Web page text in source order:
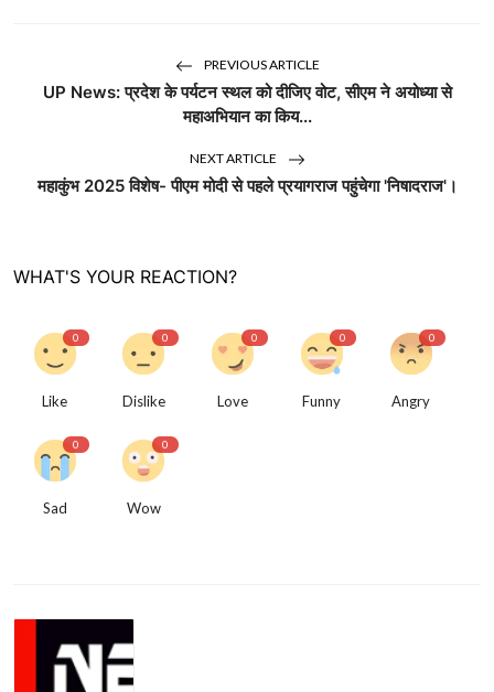
PREVIOUS ARTICLE
UP News: प्रदेश के पर्यटन स्थल को दीजिए वोट, सीएम ने अयोध्या से
महाअभियान का किय...
NEXT ARTICLE
महाकुंभ 2025 विशेष- पीएम मोदी से पहले प्रयागराज पहुंचेगा 'निषादराज'।
WHAT'S YOUR REACTION?
0
Like
0
Dislike
0
Love
0
Funny
0
Angry
0
Sad
0
Wow